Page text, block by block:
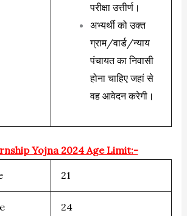
परीक्षा उत्तीर्ण।
अभ्यर्थी को उक्त
ग्राम/वार्ड/न्याय
पंचायत का निवासी
होना चाहिए जहां से
वह आवेदन करेगी।
Yojna 2024 Age Limit:-
21
24